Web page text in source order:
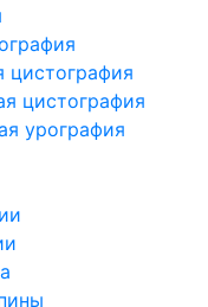
цистография
цистография
урография